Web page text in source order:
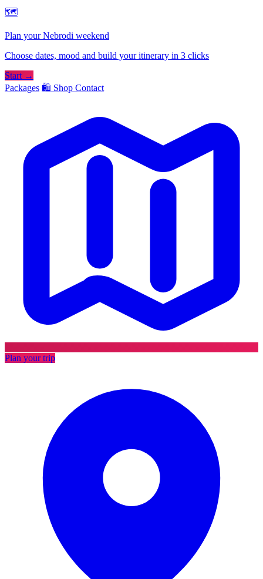
🗺
Plan your Nebrodi weekend
Choose dates, mood and build your itinerary in 3 clicks
Start →
Packages 🛍️ Shop Contact
Plan your trip